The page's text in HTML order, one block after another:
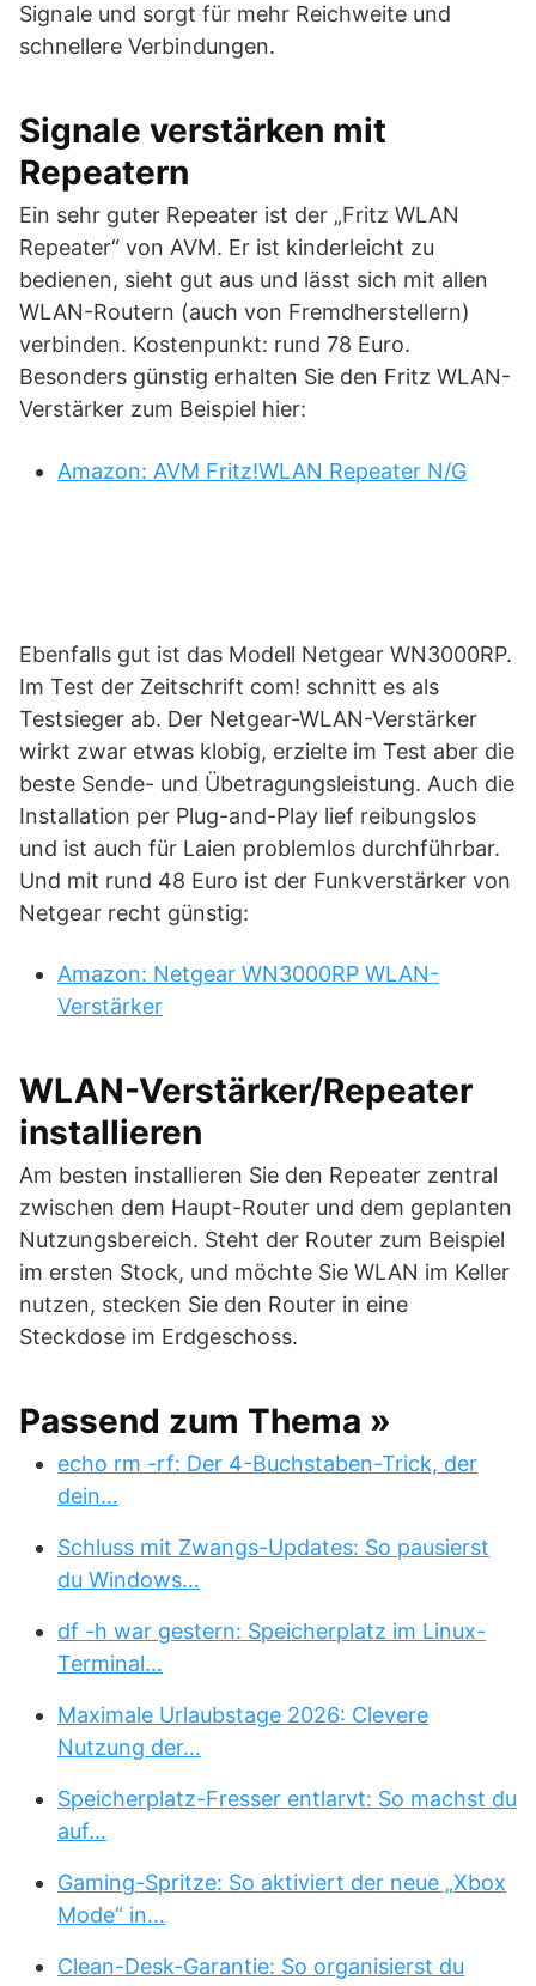
Signale und sorgt für mehr Reichweite und
schnellere Verbindungen.
Signale verstärken mit
Repeatern
Ein sehr guter Repeater ist der „Fritz WLAN
Repeater“ von AVM. Er ist kinderleicht zu
bedienen, sieht gut aus und lässt sich mit allen
WLAN-Routern (auch von Fremdherstellern)
verbinden. Kostenpunkt: rund 78 Euro.
Besonders günstig erhalten Sie den Fritz WLAN-
Verstärker zum Beispiel hier:
Amazon: AVM Fritz!WLAN Repeater N/G
Ebenfalls gut ist das Modell Netgear WN3000RP.
Im Test der Zeitschrift com! schnitt es als
Testsieger ab. Der Netgear-WLAN-Verstärker
wirkt zwar etwas klobig, erzielte im Test aber die
beste Sende- und Übetragungsleistung. Auch die
Installation per Plug-and-Play lief reibungslos
und ist auch für Laien problemlos durchführbar.
Und mit rund 48 Euro ist der Funkverstärker von
Netgear recht günstig:
Amazon: Netgear WN3000RP WLAN-
Verstärker
WLAN-Verstärker/Repeater
installieren
Am besten installieren Sie den Repeater zentral
zwischen dem Haupt-Router und dem geplanten
Nutzungsbereich. Steht der Router zum Beispiel
im ersten Stock, und möchte Sie WLAN im Keller
nutzen, stecken Sie den Router in eine
Steckdose im Erdgeschoss.
Passend zum Thema »
echo rm -rf: Der 4-Buchstaben-Trick, der
dein…
Schluss mit Zwangs-Updates: So pausierst
du Windows…
df -h war gestern: Speicherplatz im Linux-
Terminal…
Maximale Urlaubstage 2026: Clevere
Nutzung der…
Speicherplatz-Fresser entlarvt: So machst du
auf…
Gaming-Spritze: So aktiviert der neue „Xbox
Mode“ in…
Clean-Desk-Garantie: So organisierst du